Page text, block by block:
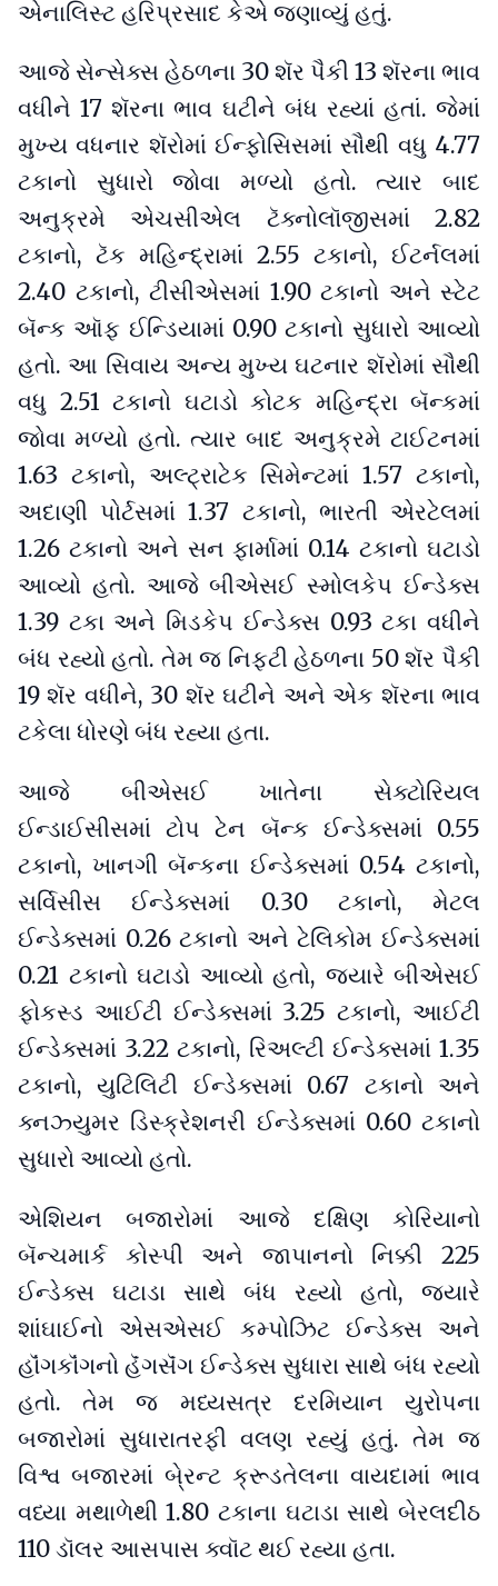
એનાલિસ્ટ હરિપ્રસાદ કેએ જણાવ્યું હતું.
આજે સેન્સેક્સ હેઠળના 30 શૅર પૈકી 13 શૅરના ભાવ
વધીને 17 શૅરના ભાવ ઘટીને બંધ રહ્યાં હતાં. જેમાં
મુખ્ય વધનાર શૅરોમાં ઈન્ફોસિસમાં સૌથી વધુ 4.77
ટકાનો સુધારો જોવા મળ્યો હતો. ત્યાર બાદ
અનુક્રમે એચસીએલ ટૅક્નોલૉજીસમાં 2.82
ટકાનો, ટૅક મહિન્દ્રામાં 2.55 ટકાનો, ઈટર્નલમાં
2.40 ટકાનો, ટીસીએસમાં 1.90 ટકાનો અને સ્ટેટ
બૅન્ક ઑફ ઈન્ડિયામાં 0.90 ટકાનો સુધારો આવ્યો
હતો. આ સિવાય અન્ય મુખ્ય ઘટનાર શૅરોમાં સૌથી
વધુ 2.51 ટકાનો ઘટાડો કોટક મહિન્દ્રા બૅન્કમાં
જોવા મળ્યો હતો. ત્યાર બાદ અનુક્રમે ટાઈટનમાં
1.63 ટકાનો, અલ્ટ્રાટેક સિમેન્ટમાં 1.57 ટકાનો,
અદાણી પોર્ટસમાં 1.37 ટકાનો, ભારતી એરટેલમાં
1.26 ટકાનો અને સન ફાર્મામાં 0.14 ટકાનો ઘટાડો
આવ્યો હતો. આજે બીએસઈ સ્મોલકેપ ઈન્ડેક્સ
1.39 ટકા અને મિડકેપ ઈન્ડેક્સ 0.93 ટકા વધીને
બંધ રહ્યો હતો. તેમ જ નિફ્ટી હેઠળના 50 શૅર પૈકી
19 શૅર વધીને, 30 શૅર ઘટીને અને એક શૅરના ભાવ
ટકેલા ધોરણે બંધ રહ્યા હતા.
આજે બીએસઈ ખાતેના સેક્ટોરિયલ
ઈન્ડાઈસીસમાં ટોપ ટેન બૅન્ક ઈન્ડેક્સમાં 0.55
ટકાનો, ખાનગી બૅન્કના ઈન્ડેક્સમાં 0.54 ટકાનો,
સર્વિસીસ ઈન્ડેક્સમાં 0.30 ટકાનો, મેટલ
ઈન્ડેક્સમાં 0.26 ટકાનો અને ટેલિકોમ ઈન્ડેક્સમાં
0.21 ટકાનો ઘટાડો આવ્યો હતો, જ્યારે બીએસઈ
ફોકસ્ડ આઈટી ઈન્ડેક્સમાં 3.25 ટકાનો, આઈટી
ઈન્ડેક્સમાં 3.22 ટકાનો, રિઅલ્ટી ઈન્ડેક્સમાં 1.35
ટકાનો, યુટિલિટી ઈન્ડેક્સમાં 0.67 ટકાનો અને
ક્નઝ્યુમર ડિસ્ક્રેશનરી ઈન્ડેક્સમાં 0.60 ટકાનો
સુધારો આવ્યો હતો.
એશિયન બજારોમાં આજે દક્ષિણ કોરિયાનો
બૅન્ચમાર્ક કોસ્પી અને જાપાનનો નિક્કી 225
ઈન્ડેક્સ ઘટાડા સાથે બંધ રહ્યો હતો, જ્યારે
શાંઘાઈનો એસએસઈ કમ્પોઝિટ ઈન્ડેક્સ અને
હૉંગકૉંગનો હૅંગસૅંગ ઈન્ડેક્સ સુધારા સાથે બંધ રહ્યો
હતો. તેમ જ મધ્યસત્ર દરમિયાન યુરોપના
બજારોમાં સુધારાતરફી વલણ રહ્યું હતું. તેમ જ
વિશ્વ બજારમાં બે્રન્ટ ક્રૂડતેલના વાયદામાં ભાવ
વધ્યા મથાળેથી 1.80 ટકાના ઘટાડા સાથે બેરલદીઠ
110 ડૉલર આસપાસ ક્વૉટ થઈ રહ્યા હતા.